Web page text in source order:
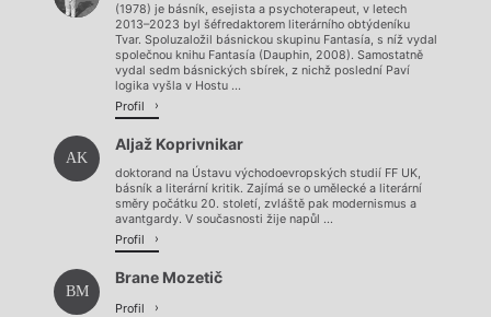
(1978) je básník, esejista a psychoterapeut, v letech
2013–2023 byl šéfredaktorem literárního obtýdeníku
Tvar. Spoluzaložil básnickou skupinu Fantasía, s níž vydal
společnou knihu Fantasía (Dauphin, 2008). Samostatně
vydal sedm básnických sbírek, z nichž poslední Paví
logika vyšla v Hostu ...
Profil
AK
Aljaž Koprivnikar
doktorand na Ústavu východoevropských studií FF UK,
básník a literární kritik. Zajímá se o umělecké a literární
směry počátku 20. století, zvláště pak modernismus a
avantgardy. V současnosti žije napůl ...
Profil
BM
Brane Mozetič
Profil